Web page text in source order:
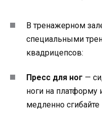
В тренажерном
специальными
квадрицепсов:
Пресс для ног —
ноги на платформу
медленно